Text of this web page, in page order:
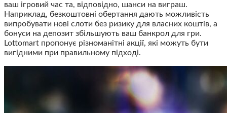
ваш ігровий час та, відповідно, шанси на виграш.
Наприклад, безкоштовні обертання дають можливість
випробувати нові слоти без ризику для власних коштів, а
бонуси на депозит збільшують ваш банкрол для гри.
Lottomart пропонує різноманітні акції, які можуть бути
вигідними при правильному підході.